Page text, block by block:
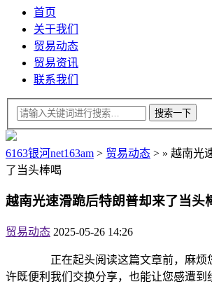
首页
关于我们
贸易动态
贸易资讯
联系我们
6163银河net163am > 贸易动态 > » 越南光
了当头棒喝
越南光速滑跪后特朗普却来了当头
贸易动态 2025-05-26 14:26
正在起头阅读这篇文章前，麻烦
许既便利我们交换分享，也能让您感遭到